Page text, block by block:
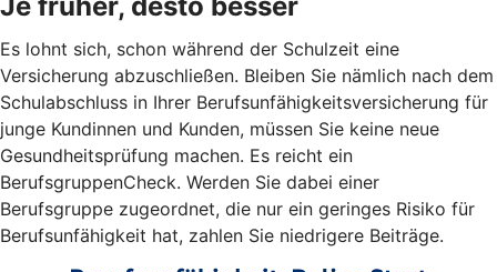
Es lohnt sich, schon während der Schulzeit eine
Versicherung abzuschließen. Bleiben Sie nämlich nach dem
Schulabschluss in Ihrer Berufsunfähigkeitsversicherung für
junge Kundinnen und Kunden, müssen Sie keine neue
Gesundheitsprüfung machen. Es reicht ein
BerufsgruppenCheck. Werden Sie dabei einer
Berufsgruppe zugeordnet, die nur ein geringes Risiko für
Berufsunfähigkeit hat, zahlen Sie niedrigere Beiträge.